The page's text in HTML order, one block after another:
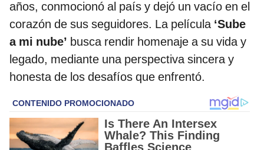
años, conmocionó al país y dejó un vacío en el
corazón de sus seguidores. La película ‘Sube
a mi nube’ busca rendir homenaje a su vida y
legado, mediante una perspectiva sincera y
honesta de los desafíos que enfrentó.